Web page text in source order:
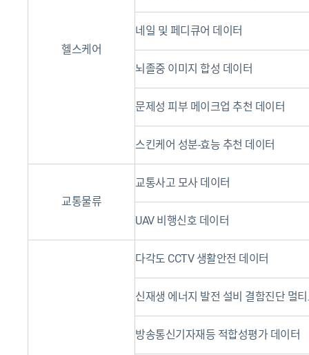
헬스케어
네일 및 페디큐어 데이터
뇌졸중 이미지 합성 데이터
문제성 피부 메이크업 추천 데이터
스킨케어 성분-효능 추천 데이터
교통물류
교통사고 모사 데이터
UAV 비행신호 데이터
다각도 CCTV 생활안전 데이터
신재생 에너지 발전 설비 결함진단 멀
방송통신기자재등 적합성평가 데이터